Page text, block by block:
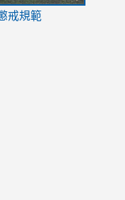
戒規範